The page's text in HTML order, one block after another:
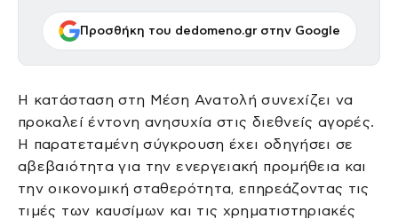
Προσθήκη του dedomeno.gr στην Google
Η κατάσταση στη Μέση Ανατολή συνεχίζει να
προκαλεί έντονη ανησυχία στις διεθνείς αγορές.
Η παρατεταμένη σύγκρουση έχει οδηγήσει σε
αβεβαιότητα για την ενεργειακή προμήθεια και
την οικονομική σταθερότητα, επηρεάζοντας τις
τιμές των καυσίμων και τις χρηματιστηριακές